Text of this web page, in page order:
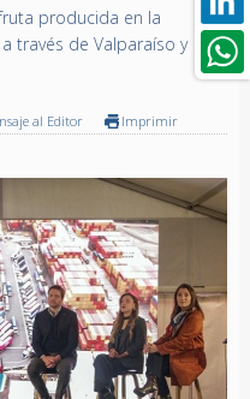
producida en la
través de Valparaíso y
al Editor Imprimir